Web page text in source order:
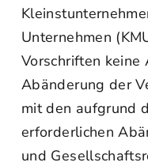
Unternehmen
Vorschriften keine
Abänderung der
mit den aufgrund
erforderlichen
und